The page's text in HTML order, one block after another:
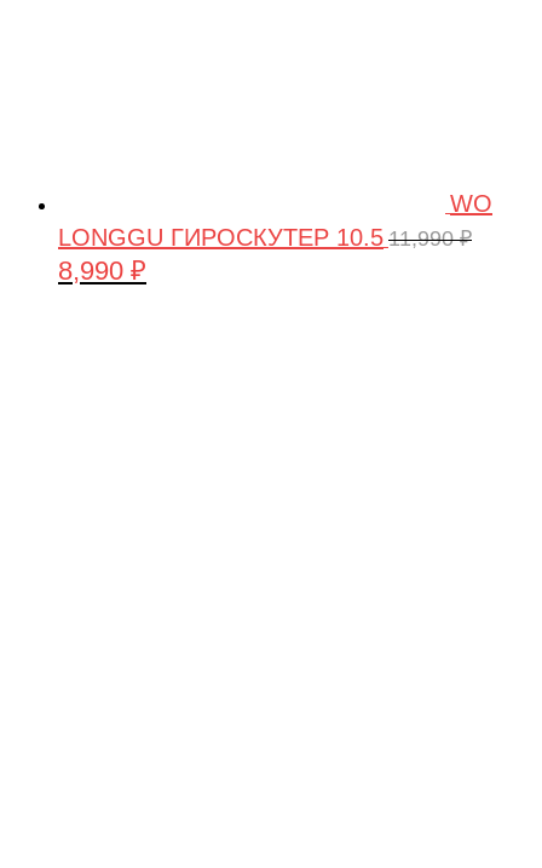
WO
LONGGU ГИРОСКУТЕР 10.5 11,990₽
Первоначальная
8,990 ₽